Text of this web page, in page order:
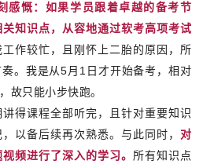
感慨：如果学员跟着卓越的备考节
知识点，从容地通过软考高项考试
工作较忙，且刚怀上二胎的原因，所
。我是从5月1日才开始备考，相对
故只能小步快跑。
得课程全部听完，且针对重要知识
以备后续再次熟悉。与此同时， 对
频进行了深入的学习。 所有知识点